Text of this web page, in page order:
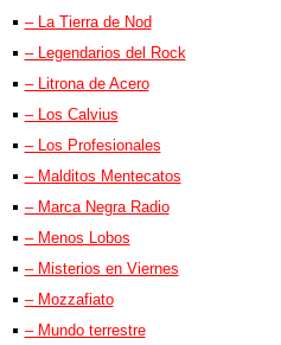
– La Tierra de Nod
– Legendarios del Rock
– Litrona de Acero
– Los Calvius
– Los Profesionales
– Malditos Mentecatos
– Marca Negra Radio
– Menos Lobos
– Misterios en Viernes
– Mozzafiato
– Mundo terrestre